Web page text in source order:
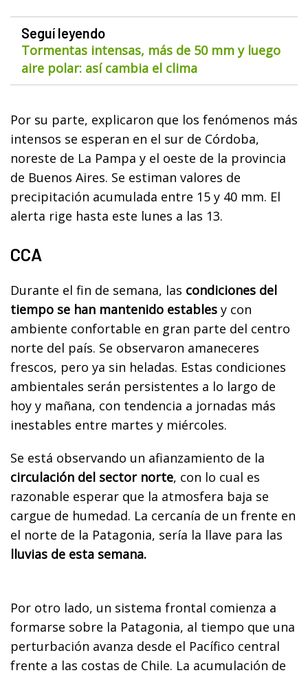
Seguí leyendo
Tormentas intensas, más de 50 mm y luego
aire polar: así cambia el clima
Por su parte, explicaron que los fenómenos más
intensos se esperan en el sur de Córdoba,
noreste de La Pampa y el oeste de la provincia
de Buenos Aires. Se estiman valores de
precipitación acumulada entre 15 y 40 mm. El
alerta rige hasta este lunes a las 13.
CCA
Durante el fin de semana, las condiciones del
tiempo se han mantenido estables y con
ambiente confortable en gran parte del centro
norte del país. Se observaron amaneceres
frescos, pero ya sin heladas. Estas condiciones
ambientales serán persistentes a lo largo de
hoy y mañana, con tendencia a jornadas más
inestables entre martes y miércoles.
Se está observando un afianzamiento de la
circulación del sector norte, con lo cual es
razonable esperar que la atmosfera baja se
cargue de humedad. La cercanía de un frente en
el norte de la Patagonia, sería la llave para las
lluvias de esta semana.
Por otro lado, un sistema frontal comienza a
formarse sobre la Patagonia, al tiempo que una
perturbación avanza desde el Pacífico central
frente a las costas de Chile. La acumulación de